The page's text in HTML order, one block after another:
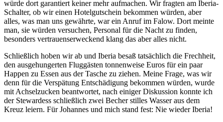
würde dort garantiert keiner mehr aufmachen. Wir fragten am Iberia-
Schalter, ob wir einen Hotelgutschein bekommen würden, aber
alles, was man uns gewährte, war ein Anruf im Falow. Dort meinte
man, sie würden versuchen, Personal für die Nacht zu finden,
besonders vertrauenserweckend klang das aber alles nicht.
Schließlich hoben wir ab und Iberia besaß tatsächlich die Frechheit,
den ausgehungerten Fluggästen tonnenweise Euros für ein paar
Happen zu Essen aus der Tasche zu ziehen. Meine Frage, was wir
denn für die Verspätung Entschädigung bekommen würden, wurde
mit Achselzucken beantwortet, nach einiger Diskussion konnte ich
der Stewardess schließlich zwei Becher stilles Wasser aus dem
Kreuz leiern. Für Johannes und mich stand fest: Nie wieder Iberia!